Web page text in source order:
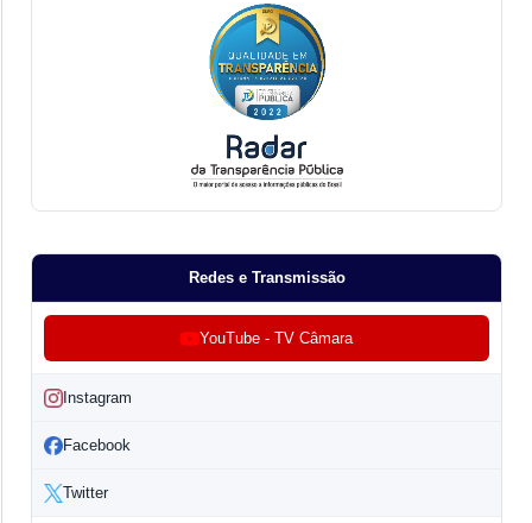
Redes e Transmissão
YouTube - TV Câmara
Instagram
Facebook
Twitter